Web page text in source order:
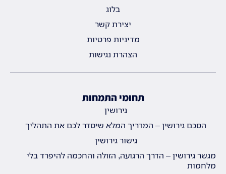
בלוג
יצירת קשר
מדיניות פרטיות
הצהרת נגישות
תחומי התמחות
גירושין
הסכם גירושין – המדריך המלא שיסדר לכם את התהליך
גישור גירושין
מגשר גירושין – הדרך הרגועה, הזולה והחכמה להיפרד בלי
מלחמות